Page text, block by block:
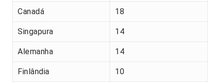
Canadá 18
Singapura 14
Alemanha 14
Finlândia 10